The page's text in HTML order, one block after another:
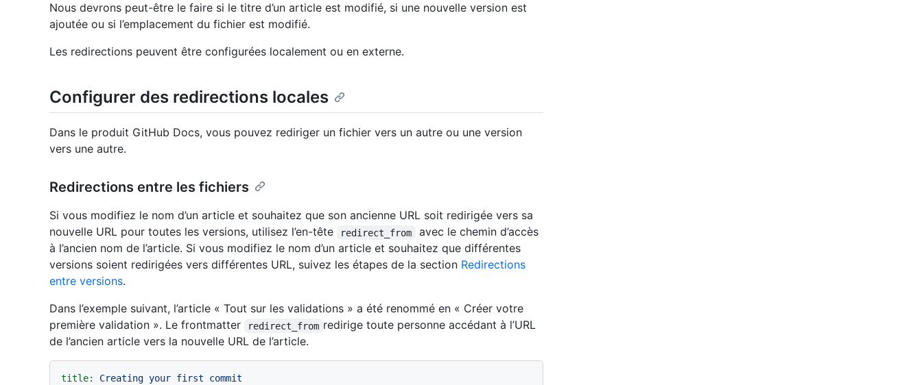
Nous devrons peut-être le faire si le titre d’un article est modifié, si une nouvelle version est
ajoutée ou si l’emplacement du fichier est modifié.
Les redirections peuvent être configurées localement ou en externe.
Configurer des redirections locales
Dans le produit GitHub Docs, vous pouvez rediriger un fichier vers un autre ou une version
vers une autre.
Redirections entre les fichiers
Si vous modifiez le nom d’un article et souhaitez que son ancienne URL soit redirigée vers sa
nouvelle URL pour toutes les versions, utilisez l’en-tête
redirect_from
avec le chemin d’accès
à l’ancien nom de l’article. Si vous modifiez le nom d’un article et souhaitez que différentes
versions soient redirigées vers différentes URL, suivez les étapes de la section Redirections
entre versions.
Dans l’exemple suivant, l’article « Tout sur les validations » a été renommé en « Créer votre
première validation ». Le frontmatter
redirect_from redirige toute personne accédant à l’URL
de l’ancien article vers la nouvelle URL de l’article.
title: Creating your first
commit